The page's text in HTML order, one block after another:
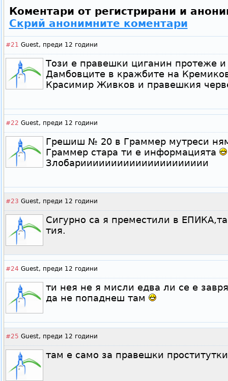
Коментари от регистрирани и
Скрий анонимните коментари
#21 Guest, преди 12 години
Този е правешки циганин протеже и
Дамбовците в кражбите на
Красимир Живков и правешкия
#22 Guest, преди 12 години
Грешиш № 20 в Граммер мутреси
Граммер стара ти е информацията
Злобариииииииииииииииииииии
#23 Guest, преди 12 години
Сигурно са я преместили в
тия.
#24 Guest, преди 12 години
ти нея не я мисли едва ли се е
да не попаднеш там
#25 Guest, преди 12 години
там е само за правешки